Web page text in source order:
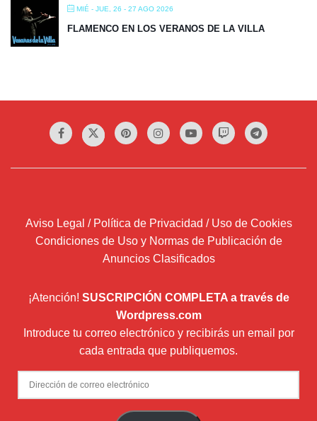
MIÉ - JUE, 26 - 27 AGO 2026
FLAMENCO EN LOS VERANOS DE LA VILLA
Aviso Legal / Política de Privacidad / Uso de Cookies
Condiciones de Uso y Normas de Publicación de
Anuncios Clasificados
¡Atención! SUSCRIPCIÓN COMPLETA a través de
Wordpress.com
Introduce tu correo electrónico y recibirás un email por
cada entrada que publiquemos.
Dirección
de